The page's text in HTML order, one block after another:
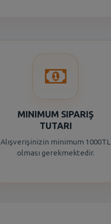
MINIMUM SIPARIŞ
TUTARI
Alışverişinizin minimum 1000TL
olması gerekmektedir.